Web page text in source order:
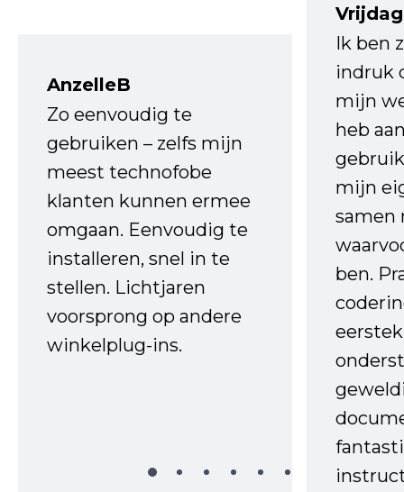
AnzelleB
Zo eenvoudig te
gebruiken – zelfs mijn
meest technofobe
klanten kunnen ermee
omgaan. Eenvoudig te
installeren, snel in te
stellen. Lichtjaren
voorsprong op andere
winkelplug-ins.
Ik ben
indruk
mijn
heb
mijn
samen
ben.